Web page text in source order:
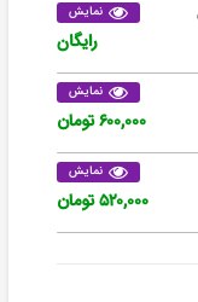
نمایش
رایگان
نمایش
۶۰۰,۰۰۰ تومان
نمایش
۵۲۰,۰۰۰ تومان